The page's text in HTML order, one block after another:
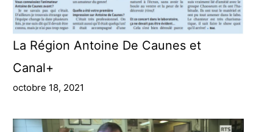
La Région Antoine De Caunes et
Canal+
octobre 18, 2021